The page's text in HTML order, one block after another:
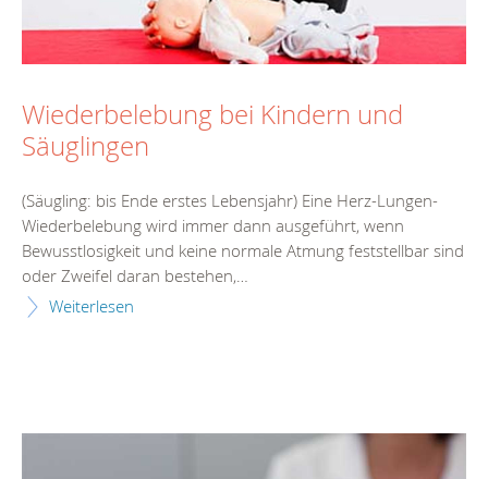
Wiederbelebung bei Kindern und
Säuglingen
(Säugling: bis Ende erstes Lebensjahr) Eine Herz-Lungen-
Wiederbelebung wird immer dann ausgeführt, wenn
Bewusstlosigkeit und keine normale Atmung feststellbar sind
oder Zweifel daran bestehen,…
Weiterlesen